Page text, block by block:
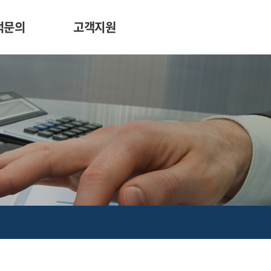
문의 고객지원